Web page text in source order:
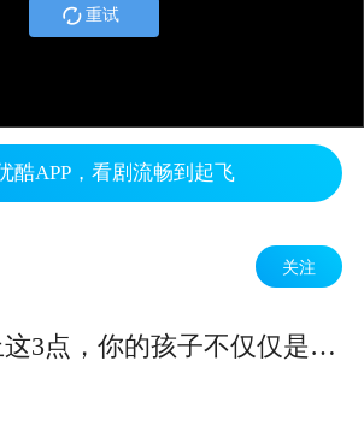
重试
酷APP，看剧流畅到起飞
关注
瑞匹特：沾上这3点，你的孩子不仅仅是语言问题